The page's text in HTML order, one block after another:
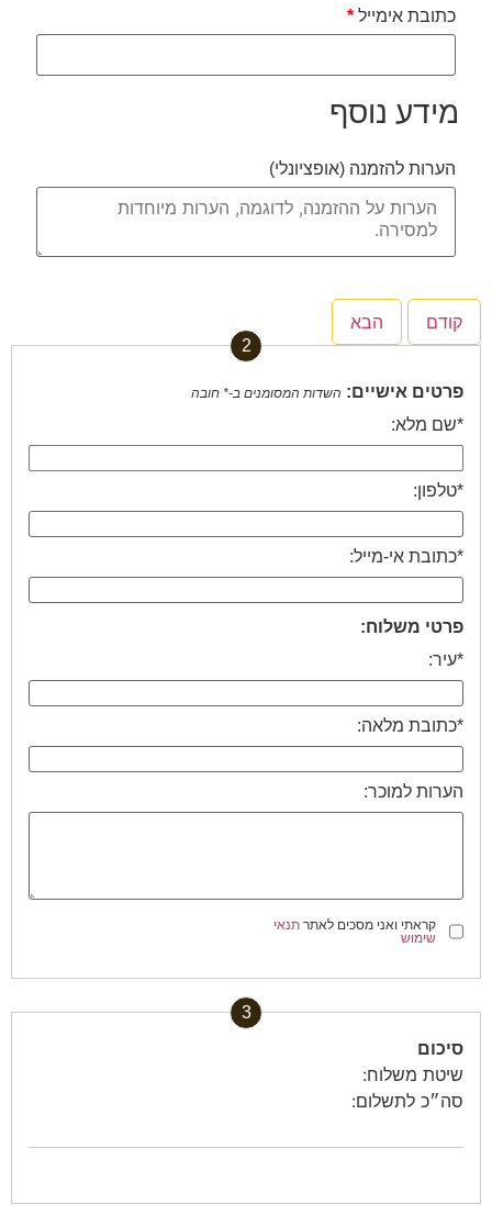
כתובת אימייל *
מידע נוסף
הערות להזמנה (אופציונלי)
2
פרטים אישיים: השדות המסומנים ב-* חובה
*שם מלא:
*טלפון:
*כתובת אי-מייל:
פרטי משלוח:
*עיר:
*כתובת מלאה:
הערות למוכר:
קראתי ואני מסכים לאתר תנאי
שימוש
3
סיכום
שיטת משלוח:
סה״כ לתשלום: